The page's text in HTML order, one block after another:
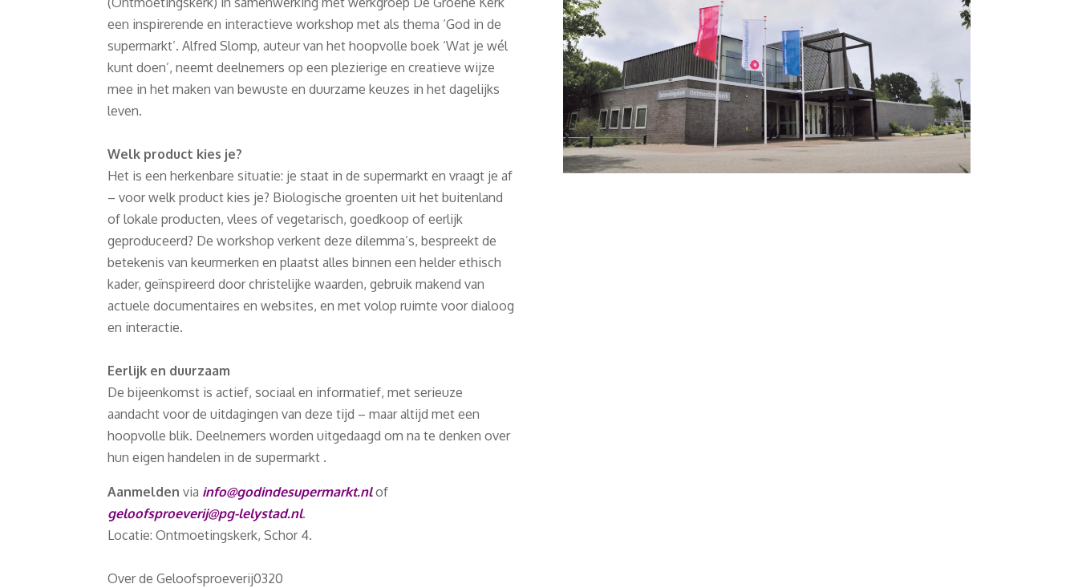
een inspirerende en interactieve workshop met als thema ‘God in de
supermarkt’. Alfred Slomp, auteur van het hoopvolle boek ‘Wat je wél
kunt doen’, neemt deelnemers op een plezierige en creatieve wijze
mee in het maken van bewuste en duurzame keuzes in het dagelijks
leven.
Welk product kies je?
Het is een herkenbare situatie: je staat in de supermarkt en vraagt je af
– voor welk product kies je? Biologische groenten uit het buitenland
of lokale producten, vlees of vegetarisch, goedkoop of eerlijk
geproduceerd? De workshop verkent deze dilemma’s, bespreekt de
betekenis van keurmerken en plaatst alles binnen een helder ethisch
kader, geïnspireerd door christelijke waarden, gebruik makend van
actuele documentaires en websites, en met volop ruimte voor dialoog
en interactie.
Eerlijk en duurzaam
De bijeenkomst is actief, sociaal en informatief, met serieuze
aandacht voor de uitdagingen van deze tijd – maar altijd met een
hoopvolle blik. Deelnemers worden uitgedaagd om na te denken over
hun eigen handelen in de supermarkt .
Aanmelden via info@godindesupermarkt.nl of
geloofsproeverij@pg-lelystad.nl.
Locatie: Ontmoetingskerk, Schor 4.
Over de Geloofsproeverij0320